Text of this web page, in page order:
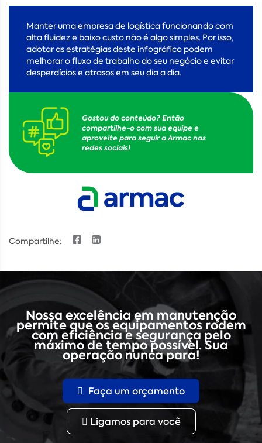
Manter uma empresa de logística funcionando com
alta fluidez e baixo custo não é algo simples. Por isso,
adotar as estratégias deste infográfico podem
melhorar o fluxo de trabalho do seu negócio e evitar
desperdícios e atrasos em seu dia a dia.
Gostou do conteúdo? Então
compartilhe-o com sua equipe e
aproveite para seguir a Armac nas
redes sociais!
Compartilhe:
Nossa excelência em manutenção
permite que os equipamentos rodem
com eficiência e segurança pelo
máximo de tempo possível. Sua
operação nunca para!
Faça um orçamento
Ligamos para você